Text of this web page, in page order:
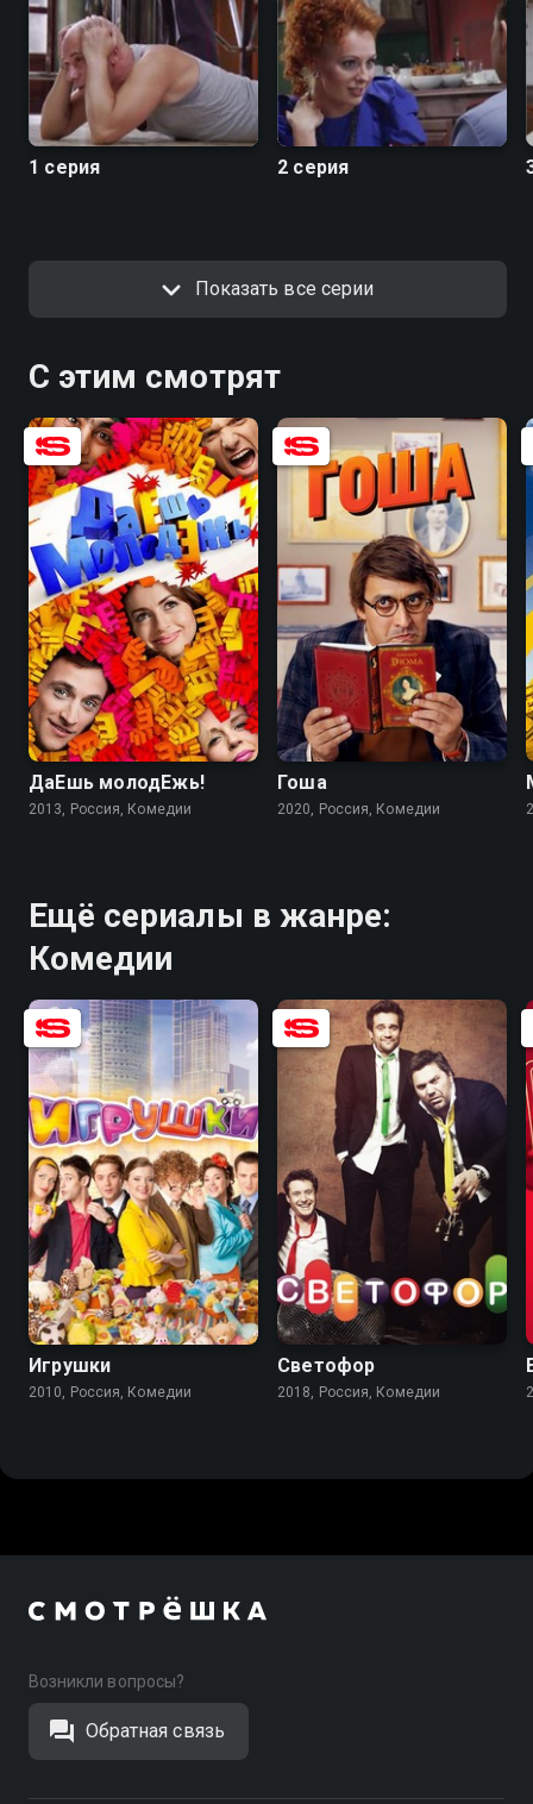
1 серия 2 серия
Показать все серии
С этим смотрят
5.8 4.5
ДаЕшь молодЕжь!
2013, Россия, Комедии
Гоша
2020, Россия, Комедии
Ещё сериалы в жанре:
Комедии
4.4 3.3
Игрушки
2010, Россия, Комедии
6.9 5.9
Светофор
2018, Россия, Комедии
Возникли вопросы?
Обратная связь